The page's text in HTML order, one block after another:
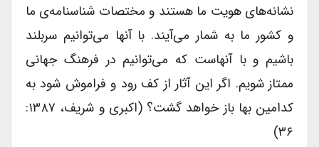
نشانه‌های هویت ما هستند و مختصات شناسنامه‌ی ما
و کشور ما به شمار می‌آیند. با آنها می‌توانیم سربلند
باشیم و با آنهاست که می‌توانیم در فرهنگ جهانی
ممتاز شویم. اگر این آثار از کف رود و فراموش شود به
کدامین بها باز خواهد گشت؟ (اکبری و شریف، ۱۳۸۷:
۳۶)